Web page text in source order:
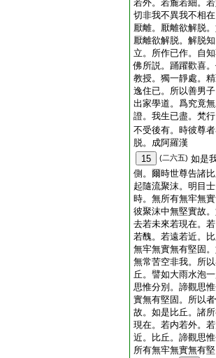
若外。若麁若細。
切非我不異我不相
厭離。厭離欲解脱
厭離欲解脱。解脱
立。所作已作。自
佛所説。踊躍歡喜
教授。獨一靜處。
逸住已。所以善男
出家學道。爲究竟
證。我生已盡。梵
不受後有。時彼尊
脱。成阿羅漢
15
(二六五) 如是
側。爾時世尊告諸
起隨流聚沫。明目
時。無所有無牢無
彼聚沫中無堅實故
去若未來若現在。
若醜。若遠若近。
無牢無實無有堅固
無常苦空非我。所
丘。譬如大雨水泡
思惟分別。諦觀思
實無有堅固。所以
故。如是比丘。諸
現在。若内若外。
近。比丘。諦觀思
所有無牢無實無有